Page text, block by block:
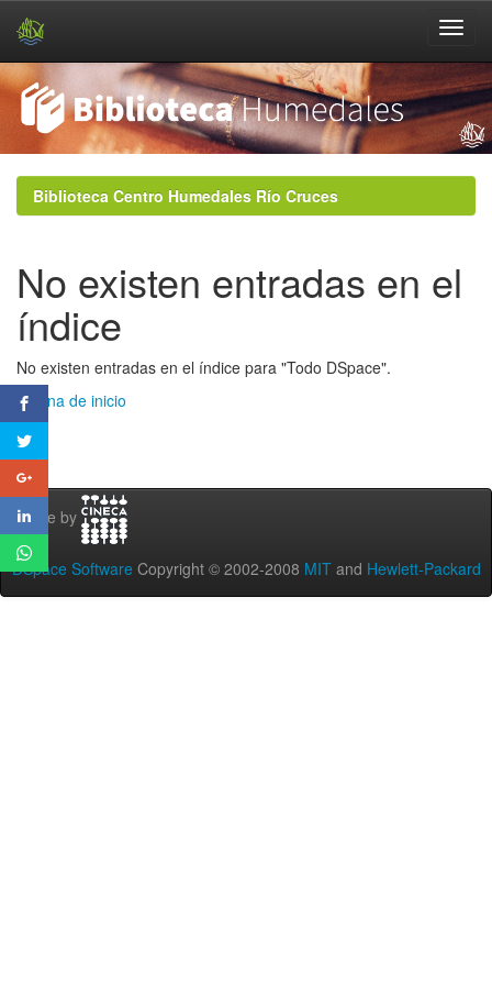
navigationBiblioteca Centro Humedales Río Cruces
No existen entradas en el
índice
No existen entradas en el índice para "Todo DSpace".
Página de inicio
Theme by
DSpace Software Copyright © 2002-2008 MIT and Hewlett-Packard